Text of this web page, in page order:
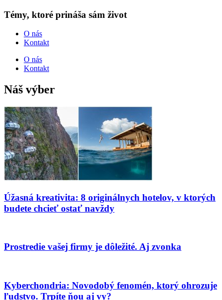
Témy, ktoré prináša sám život
O nás
Kontakt
O nás
Kontakt
Náš výber
Úžasná kreativita: 8 originálnych hotelov, v ktorých
budete chcieť ostať navždy
Prostredie vašej firmy je dôležité. Aj zvonka
Kyberchondria: Novodobý fenomén, ktorý ohrozuje
ľudstvo. Trpíte ňou aj vy?